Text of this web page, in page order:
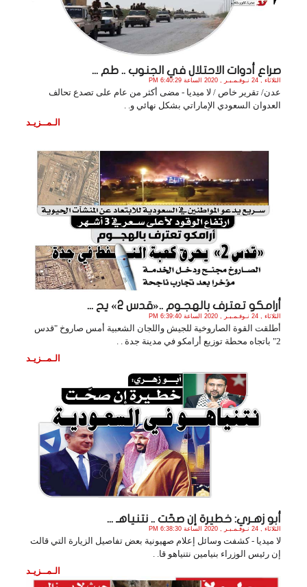
صراع أدوات الاحتلال في الجنوب .. طم ...
الثلاثاء , 24 نـوفـمـبـر , 2020 الساعة 6:40:29 PM
عدن/ تقرير خاص / لا ميديا - مضى أكثر من عام على تصدع تحالف
العدوان السعودي الإماراتي بشكل نهائي و. .
الـمــزيـد
أرامكو تعترف بالهجـوم ..«قدس 2» يح ...
الثلاثاء , 24 نـوفـمـبـر , 2020 الساعة 6:39:40 PM
أطلقت القوة الصاروخية للجيش واللجان الشعبية أمس صاروخ "قدس
2" باتجاه محطة توزيع أرامكو في مدينة جدة . .
الـمــزيـد
أبو زهـري: خطيرة إن صحّت .. نتنياهـ ...
الثلاثاء , 24 نـوفـمـبـر , 2020 الساعة 6:38:30 PM
لا ميديا - كشفت وسائل إعلام صهيونية بعض تفاصيل الزيارة التي قالت
إن رئيس الوزراء بنيامين نتنياهو قا. .
الـمــزيـد